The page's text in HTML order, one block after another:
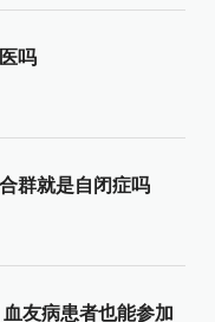
吗
群就是自闭症吗
友病患者也能参加